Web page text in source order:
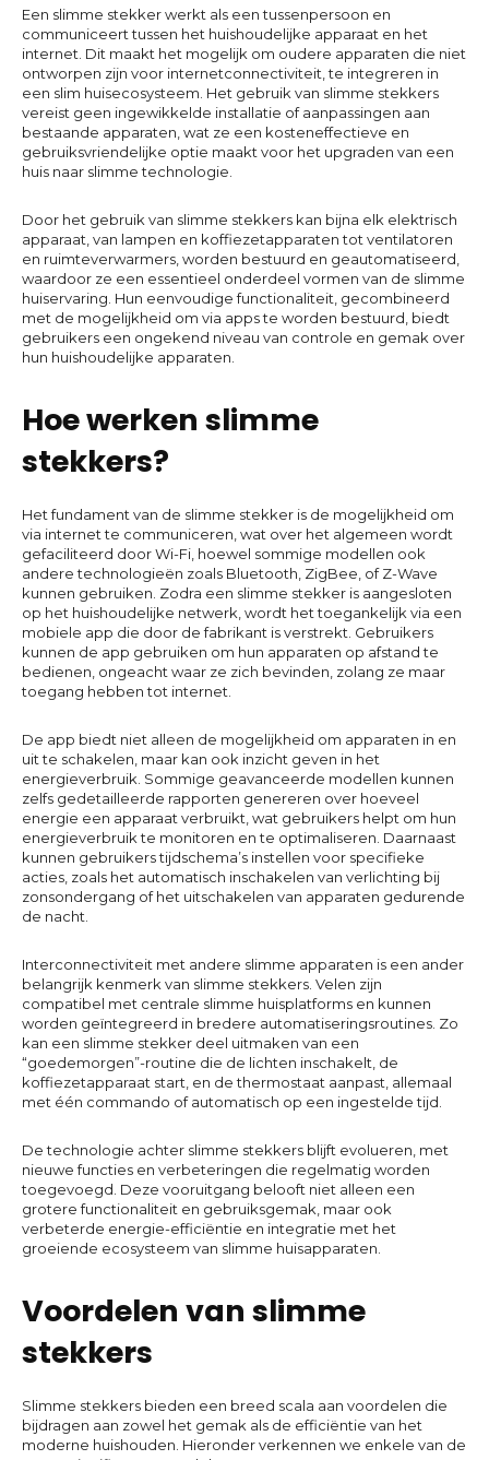
Een slimme stekker werkt als een tussenpersoon en
communiceert tussen het huishoudelijke apparaat en het
internet. Dit maakt het mogelijk om oudere apparaten die niet
ontworpen zijn voor internetconnectiviteit, te integreren in
een slim huisecosysteem. Het gebruik van slimme stekkers
vereist geen ingewikkelde installatie of aanpassingen aan
bestaande apparaten, wat ze een kosteneffectieve en
gebruiksvriendelijke optie maakt voor het upgraden van een
huis naar slimme technologie.
Door het gebruik van slimme stekkers kan bijna elk elektrisch
apparaat, van lampen en koffiezetapparaten tot ventilatoren
en ruimteverwarmers, worden bestuurd en geautomatiseerd,
waardoor ze een essentieel onderdeel vormen van de slimme
huiservaring. Hun eenvoudige functionaliteit, gecombineerd
met de mogelijkheid om via apps te worden bestuurd, biedt
gebruikers een ongekend niveau van controle en gemak over
hun huishoudelijke apparaten.
Hoe werken slimme
stekkers?
Het fundament van de slimme stekker is de mogelijkheid om
via internet te communiceren, wat over het algemeen wordt
gefaciliteerd door Wi-Fi, hoewel sommige modellen ook
andere technologieën zoals Bluetooth, ZigBee, of Z-Wave
kunnen gebruiken. Zodra een slimme stekker is aangesloten
op het huishoudelijke netwerk, wordt het toegankelijk via een
mobiele app die door de fabrikant is verstrekt. Gebruikers
kunnen de app gebruiken om hun apparaten op afstand te
bedienen, ongeacht waar ze zich bevinden, zolang ze maar
toegang hebben tot internet.
De app biedt niet alleen de mogelijkheid om apparaten in en
uit te schakelen, maar kan ook inzicht geven in het
energieverbruik. Sommige geavanceerde modellen kunnen
zelfs gedetailleerde rapporten genereren over hoeveel
energie een apparaat verbruikt, wat gebruikers helpt om hun
energieverbruik te monitoren en te optimaliseren. Daarnaast
kunnen gebruikers tijdschema’s instellen voor specifieke
acties, zoals het automatisch inschakelen van verlichting bij
zonsondergang of het uitschakelen van apparaten gedurende
de nacht.
Interconnectiviteit met andere slimme apparaten is een ander
belangrijk kenmerk van slimme stekkers. Velen zijn
compatibel met centrale slimme huisplatforms en kunnen
worden geïntegreerd in bredere automatiseringsroutines. Zo
kan een slimme stekker deel uitmaken van een
“goedemorgen”-routine die de lichten inschakelt, de
koffiezetapparaat start, en de thermostaat aanpast, allemaal
met één commando of automatisch op een ingestelde tijd.
De technologie achter slimme stekkers blijft evolueren, met
nieuwe functies en verbeteringen die regelmatig worden
toegevoegd. Deze vooruitgang belooft niet alleen een
grotere functionaliteit en gebruiksgemak, maar ook
verbeterde energie-efficiëntie en integratie met het
groeiende ecosysteem van slimme huisapparaten.
Voordelen van slimme
stekkers
Slimme stekkers bieden een breed scala aan voordelen die
bijdragen aan zowel het gemak als de efficiëntie van het
moderne huishouden. Hieronder verkennen we enkele van de